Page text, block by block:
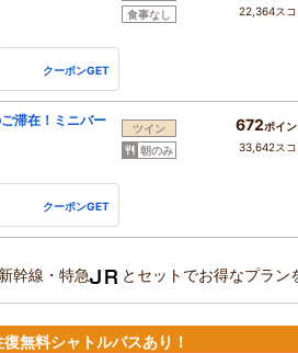
クーポンGET
食事なし 22,364ス
滞在！ミニバー
クーポンGET
ツイン
朝のみ
672ポイ
33,642ス
新幹線・特急 とセットでお得なプラン
無料シャトルバスあり！